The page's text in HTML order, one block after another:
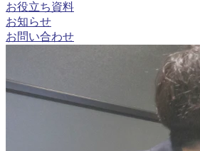
お役立ち資料
お知らせ
お問い合わせ